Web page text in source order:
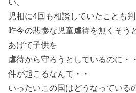
い、
児相に4回も相談していたことも判
昨今の悲惨な児童虐待を無くそう
あげて子供を
虐待から守ろうとしているのに・
件が起こるなんて・・
いったいこの国はどうなっている